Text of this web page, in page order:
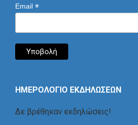
Email *
ΗΜΕΡΟΛΟΓΙΟ ΕΚΔΗΛΩΣΕΩΝ
Δε βρέθηκαν εκδηλώσεις!